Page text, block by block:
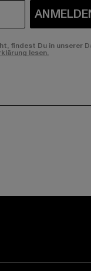
findest Du in unserer
lesen.